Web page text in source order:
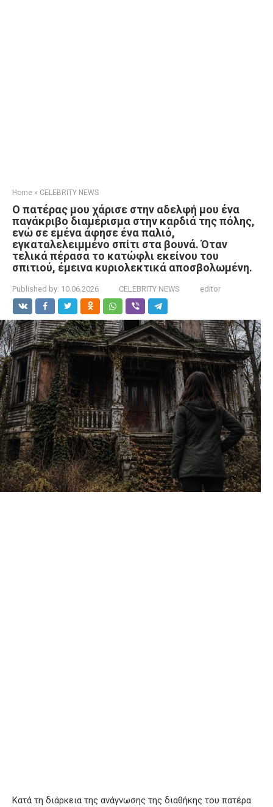
Home » CELEBRITY NEWS
Ο πατέρας μου χάρισε στην αδελφή μου ένα
πανάκριβο διαμέρισμα στην καρδιά της πόλης,
ενώ σε εμένα άφησε ένα παλιό,
εγκαταλελειμμένο σπίτι στα βουνά. Όταν
τελικά πέρασα το κατώφλι εκείνου του
σπιτιού, έμεινα κυριολεκτικά αποσβολωμένη.
Published by: 10.06.2026 CELEBRITY NEWS editor
Κατά τη διάρκεια της ανάγνωσης της διαθήκης του πατέρα